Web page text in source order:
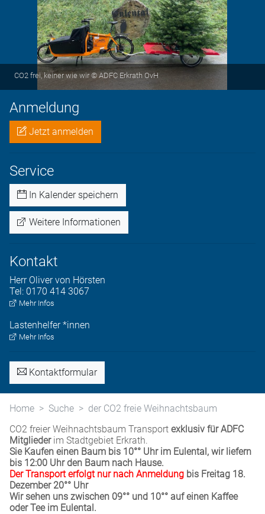
CO2 frei, keiner wie wir © ADFC Erkrath OvH
Anmeldung
Jetzt anmelden
Service
In Kalender speichern
Weitere Informationen
Kontakt
Herr Oliver von Hörsten
Tel: 0170 414 3067
Mehr Infos
Lastenhelfer *innen
Mehr Infos
Kontaktformular
Home Suche
der CO2 freie Weihnachtsbaum
CO2 freier Weihnachtsbaum Transport exklusiv für ADFC
Mitgliederim Stadtgebiet Erkrath.
Sie Kaufen einen Baum bis 10°° Uhr im Eulental, wir liefern
bis 12:00 Uhr den Baum nach Hause.
Der Transport erfolgt nur nach Anmeldung bis Freitag 18.
Dezember 20°° Uhr
Wir sehen uns zwischen 09°° und 10°° auf einen Kaffee
oder Tee im Eulental.